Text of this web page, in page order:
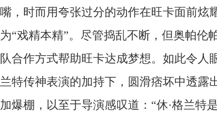
嘴，时而用夸张过分的动作在旺卡面前炫
为“戏精本精”。尽管捣乱不断，但奥帕伦
队合作方式帮助旺卡达成梦想。如此令人
兰特传神表演的加持下，圆滑痞坏中透露
加爆棚，以至于导演感叹道：“休·格兰特